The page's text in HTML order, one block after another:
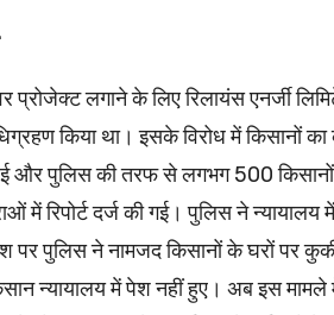
प्रोजेक्ट लगाने के लिए रिलायंस एनर्जी
किया था। इसके विरोध में किसानों
और पुलिस की तरफ से लगभग 500
में रिपोर्ट दर्ज की गई। पुलिस ने न्यायालय
पुलिस ने नामजद किसानों के घरों पर
न्यायालय में पेश नहीं हुए। अब इस